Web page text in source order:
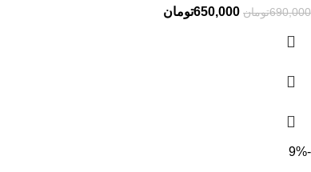
690,000تومان 650,000تومان
-9%